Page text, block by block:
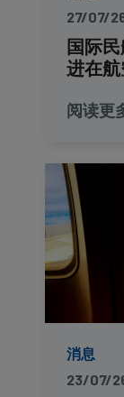
27/07/
国际
进在
阅读更
消息
23/07/